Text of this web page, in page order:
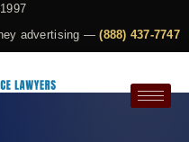
advertising —(888) 437-7747